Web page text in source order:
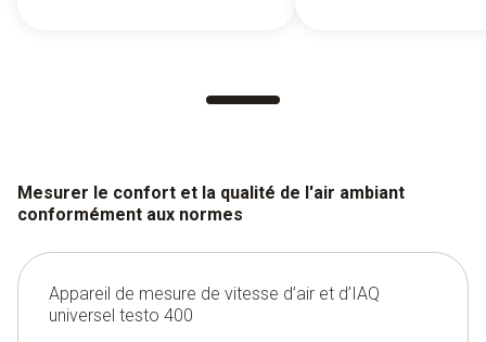
Mesurer le confort et la qualité de l'air ambiant
conformément aux normes
Appareil de mesure de vitesse d’air et d’IAQ
universel testo 400